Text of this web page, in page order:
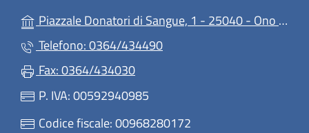
Piazzale Donatori di Sangue, 1 - 25040 - Ono San Pietro
Telefono: 0364/434490
Fax: 0364/434030
P. IVA: 00592940985
Codice fiscale: 00968280172